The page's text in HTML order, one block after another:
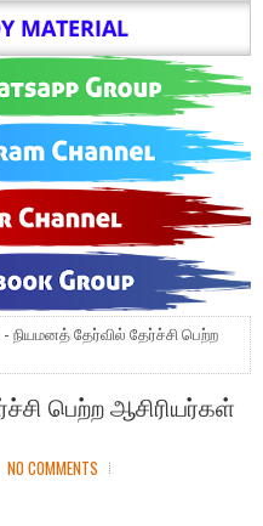
MATERIAL
- நியமனத் தேர்வில் தேர்ச்சி பெற்ற
பெற்ற ஆசிரியர்கள்
NO COMMENTS